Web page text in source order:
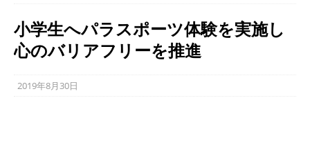
小学生へパラスポーツ体験を実施し
心のバリアフリーを推進
2019年8月30日